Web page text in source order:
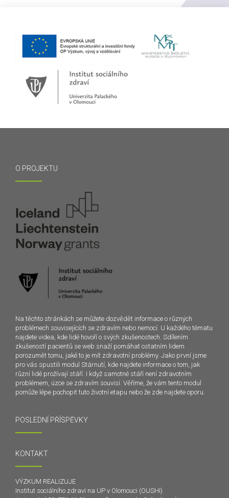
O PROJEKTU
Na těchto stránkách se můžete dozvědět informace o různých
problémech souvisejících se zdravím nebo nemocí. U každého tématu
najdete videa, kde lidé hovoří o svých zkušenostech. Sdílením
zkušeností pacientů se web snaží pomáhat ostatním lidem
porozumět tomu, jaké to je mít zdravotní problémy. Jako první jsme
pro vás spustili modul Stárnutí, kde najdete informace o tom, jak
různí lidé prožívají stáří. I když samotné stáří není zdravotním
problémem, úzce se zdravím souvisí. Věříme, že vám tento modul
pomůže lépe pochopit tuto životní etapu nebo že zde najdete oporu.
POSLEDNÍ PŘÍSPĚVKY
KONTAKT
VÝZKUM REALIZUJE
Institut sociálního zdraví na UP v Olomouci (OUSHI)